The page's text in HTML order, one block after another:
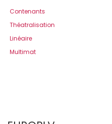
Contenants
Théatralisation
Linéaire
Multimat